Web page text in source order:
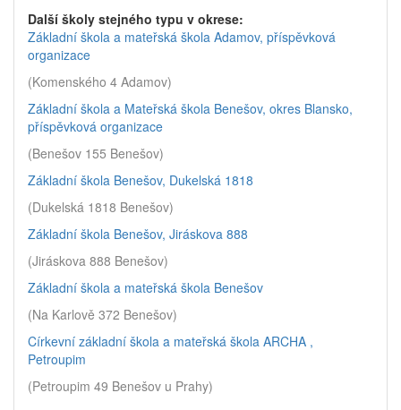
Další školy stejného typu v okrese:
Základní škola a mateřská škola Adamov, příspěvková
organizace
(Komenského 4 Adamov)
Základní škola a Mateřská škola Benešov, okres Blansko,
příspěvková organizace
(Benešov 155 Benešov)
Základní škola Benešov, Dukelská 1818
(Dukelská 1818 Benešov)
Základní škola Benešov, Jiráskova 888
(Jiráskova 888 Benešov)
Základní škola a mateřská škola Benešov
(Na Karlově 372 Benešov)
Církevní základní škola a mateřská škola ARCHA ,
Petroupim
(Petroupim 49 Benešov u Prahy)